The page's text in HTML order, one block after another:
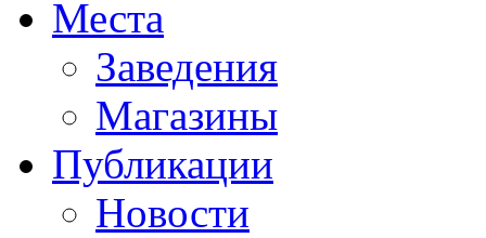
Места
Заведения
Магазины
Публикации
Новости